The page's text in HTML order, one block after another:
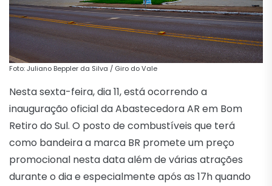
Foto: Juliano Beppler da Silva / Giro do Vale
Nesta sexta-feira, dia 11, está ocorrendo a
inauguração oficial da Abastecedora AR em Bom
Retiro do Sul. O posto de combustíveis que terá
como bandeira a marca BR promete um preço
promocional nesta data além de várias atrações
durante o dia e especialmente após as 17h quando